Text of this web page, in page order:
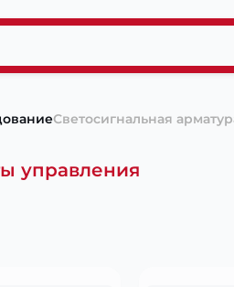
Светосигнальная
управления